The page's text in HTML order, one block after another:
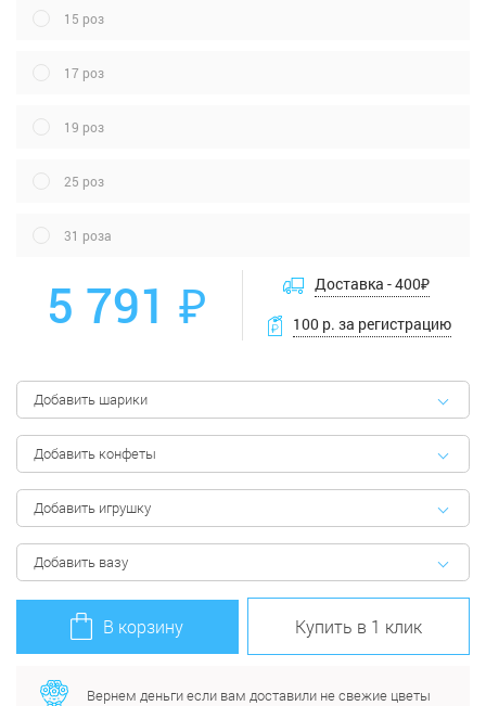
15 роз
17 роз
19 роз
25 роз
31 роза
5 791 ₽ Доставка -400₽
100 р. за регистрацию
Добавить шарики
Добавить конфеты
Добавить игрушку
Добавить вазу
В корзину Купить в 1 клик
Вернем деньги если вам доставили не свежие цветы